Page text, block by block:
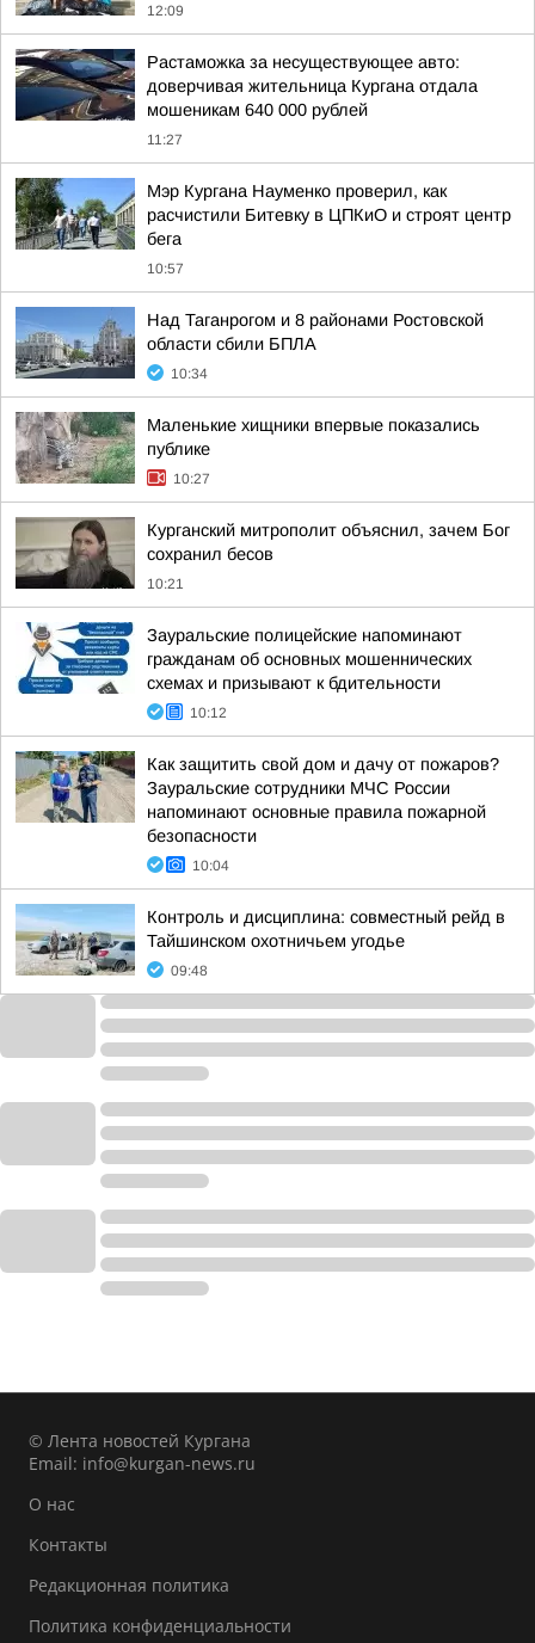
12:09
Растаможка за несуществующее авто:
доверчивая жительница Кургана отдала
мошеникам 640 000 рублей
11:27
Мэр Кургана Науменко проверил, как
расчистили Битевку в ЦПКиО и строят центр
бега
10:57
Над Таганрогом и 8 районами Ростовской
области сбили БПЛА
10:34
Маленькие хищники впервые показались
публике
10:27
Курганский митрополит объяснил, зачем Бог
сохранил бесов
10:21
Зауральские полицейские напоминают
гражданам об основных мошеннических
схемах и призывают к бдительности
10:12
Как защитить свой дом и дачу от пожаров?
Зауральские сотрудники МЧС России
напоминают основные правила пожарной
безопасности
10:04
Контроль и дисциплина: совместный рейд в
Тайшинском охотничьем угодье
09:48
© Лента новостей Кургана
Email: info@kurgan-news.ru
О нас
Контакты
Редакционная политика
Политика конфиденциальности